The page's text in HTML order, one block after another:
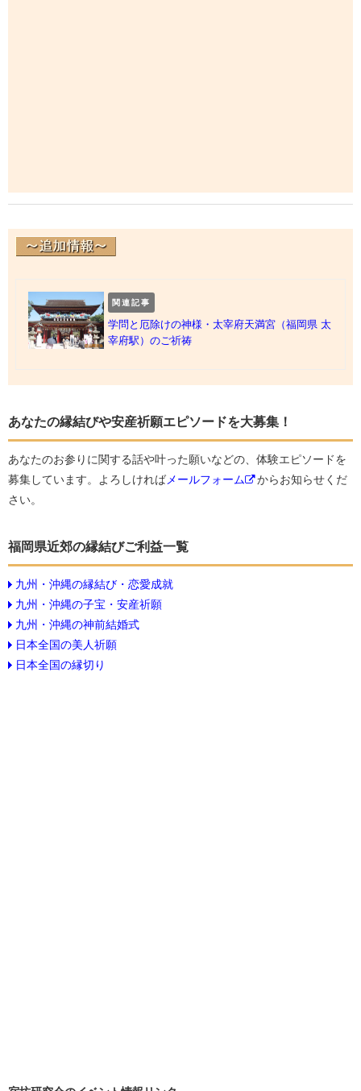
関連記事
学問と厄除けの神様・太宰府天満宮（福岡県 太
宰府駅）のご祈祷
あなたの縁結びや安産祈願エピソードを大募集！
あなたのお参りに関する話や叶った願いなどの、体験エピソードを
募集しています。よろしければ メールフォーム
からお知らせくだ
さい。
福岡県近郊の縁結びご利益一覧
九州・沖縄の縁結び・恋愛成就
九州・沖縄の子宝・安産祈願
九州・沖縄の神前結婚式
日本全国の美人祈願
日本全国の縁切り